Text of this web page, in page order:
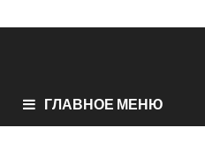
ГЛАВНОЕ МЕНЮ